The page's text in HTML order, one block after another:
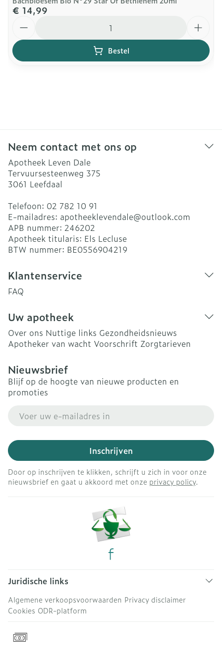
€ 14,99
Bestel
Neem contact met ons op
Apotheek Leven Dale
Tervuursesteenweg 375
3061 Leefdaal
Telefoon: 02 782 10 91
E-mailadres: apotheeklevendale@outlook.com
APB nummer: 246202
Apotheek titularis: Els Lecluse
BTW nummer: BE0556904219
Klantenservice
FAQ
Uw apotheek
Over ons Nuttige links Gezondheidsnieuws
Apotheker van wacht Voorschrift Zorgtarieven
Nieuwsbrief
Blijf op de hoogte van nieuwe producten en
promoties
Inschrijven
Door op inschrijven te klikken, schrijft u zich in voor onze
nieuwsbrief en gaat u akkoord met onze privacy policy.
Juridische links
Algemene verkoopsvoorwaarden Privacy disclaimer
Cookies ODR-platform